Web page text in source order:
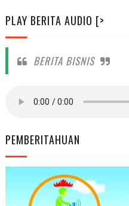
PLAY BERITA AUDIO [>
BERITA BISNIS
PEMBERITAHUAN